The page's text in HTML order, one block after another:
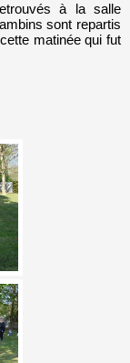
à la salle
sont repartis
matinée qui fut